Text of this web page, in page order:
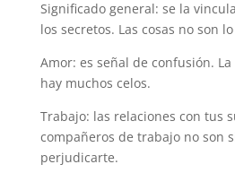
Significado general: se la
los secretos. Las cosas no son
Amor: es señal de confusión.
hay muchos celos.
Trabajo: las relaciones con tus
compañeros de trabajo no son
perjudicarte.